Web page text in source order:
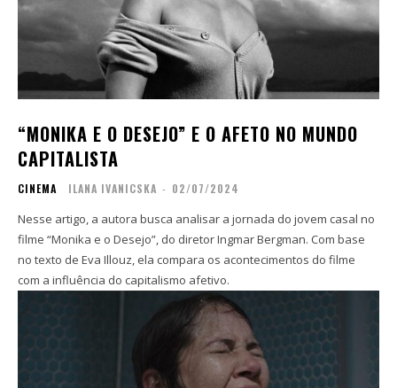
Copyright © 2025 TREVOUS®. Todos os direitos
reservados.
Copyright © 2025 TREVOUS®. Todos os direitos
reservados.
“MONIKA E O DESEJO” E O AFETO NO MUNDO
CAPITALISTA
CINEMA ILANA IVANICSKA - 02/07/2024
Nesse artigo, a autora busca analisar a jornada do jovem casal no
filme “Monika e o Desejo”, do diretor Ingmar Bergman. Com base
no texto de Eva Illouz, ela compara os acontecimentos do filme
com a influência do capitalismo afetivo.